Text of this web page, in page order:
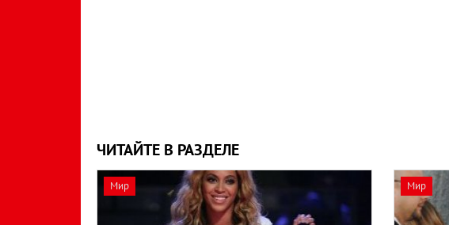
ЧИТАЙТЕ В РАЗДЕЛЕ
Мир Мир